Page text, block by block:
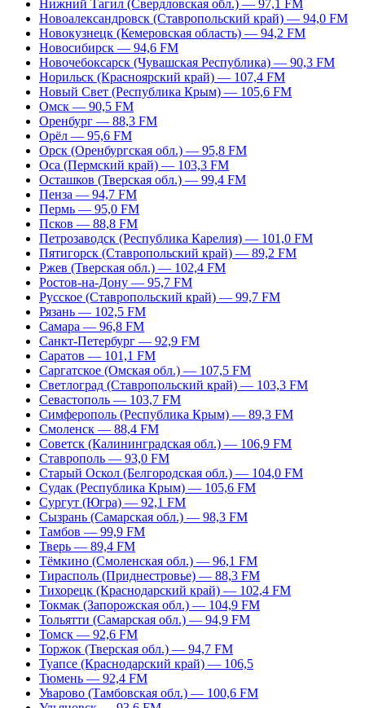
Нижний Тагил (Свердловская обл.) — 97,1 FM
Новоалександровск (Ставропольский край) — 94,0 FM
Новокузнецк (Кемеровская область) — 94,2 FM
Новосибирск — 94,6 FM
Новочебоксарск (Чувашская Республика) — 90,3 FM
Норильск (Красноярский край) — 107,4 FM
Новый Свет (Республика Крым) — 105,6 FM
Омск — 90,5 FM
Оренбург — 88,3 FM
Орёл — 95,6 FM
Орск (Оренбургская обл.) — 95,8 FM
Оса (Пермский край) — 103,3 FM
Осташков (Тверская обл.) — 99,4 FM
Пенза — 94,7 FM
Пермь — 95,0 FM
Псков — 88,8 FM
Петрозаводск (Республика Карелия) — 101,0 FM
Пятигорск (Ставропольский край) — 89,2 FM
Ржев (Тверская обл.) — 102,4 FM
Ростов-на-Дону — 95,7 FM
Русское (Ставропольский край) — 99,7 FM
Рязань — 102,5 FM
Самара — 96,8 FM
Санкт-Петербург — 92,9 FM
Саратов — 101,1 FM
Саргатское (Омская обл.) — 107,5 FM
Светлоград (Ставропольский край) — 103,3 FM
Севастополь — 103,7 FM
Симферополь (Республика Крым) — 89,3 FM
Смоленск — 88,4 FM
Советск (Калининградская обл.) — 106,9 FM
Ставрополь — 93,0 FM
Старый Оскол (Белгородская обл.) — 104,0 FM
Судак (Республика Крым) — 105,6 FM
Сургут (Югра) — 92,1 FM
Сызрань (Самарская обл.) — 98,3 FM
Тамбов — 99,9 FM
Тверь — 89,4 FM
Тёмкино (Смоленская обл.) — 96,1 FM
Тирасполь (Приднестровье) — 88,3 FM
Тихорецк (Краснодарский край) — 102,4 FM
Токмак (Запорожская обл.) — 104,9 FM
Тольятти (Самарская обл.) — 94,9 FM
Томск — 92,6 FM
Торжок (Тверская обл.) — 94,7 FM
Туапсе (Краснодарский край) — 106,5
Тюмень — 92,4 FM
Уварово (Тамбовская обл.) — 100,6 FM